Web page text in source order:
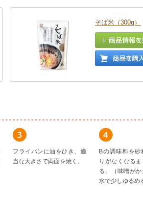
そば米（300g）
フライパンに油をひき、適
当な大きさで両面を焼く。
Bの調味料を砂
りがなくなる
る。（味噌が
水で少しゆるめ